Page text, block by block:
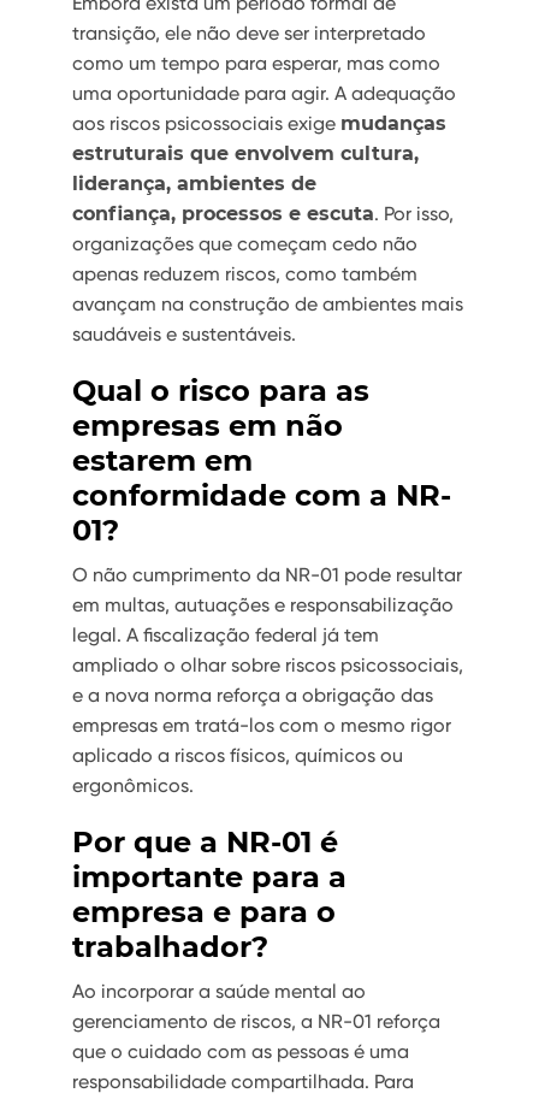
transição, ele não deve ser interpretado
como um tempo para esperar, mas como
uma oportunidade para agir. A adequação
aos riscos psicossociais exige mudanças
estruturais que envolvem cultura,
liderança, ambientes de
confiança, processos e escuta. Por isso,
organizações que começam cedo não
apenas reduzem riscos, como também
avançam na construção de ambientes mais
saudáveis e sustentáveis.
Qual o risco para as
empresas em não
estarem em
conformidade com a NR-
01?
O não cumprimento da NR-01 pode resultar
em multas, autuações e responsabilização
legal. A fiscalização federal já tem
ampliado o olhar sobre riscos psicossociais,
e a nova norma reforça a obrigação das
empresas em tratá-los com o mesmo rigor
aplicado a riscos físicos, químicos ou
ergonômicos.
Por que a NR-01 é
importante para a
empresa e para o
trabalhador?
Ao incorporar a saúde mental ao
gerenciamento de riscos, a NR-01 reforça
que o cuidado com as pessoas é uma
responsabilidade compartilhada. Para